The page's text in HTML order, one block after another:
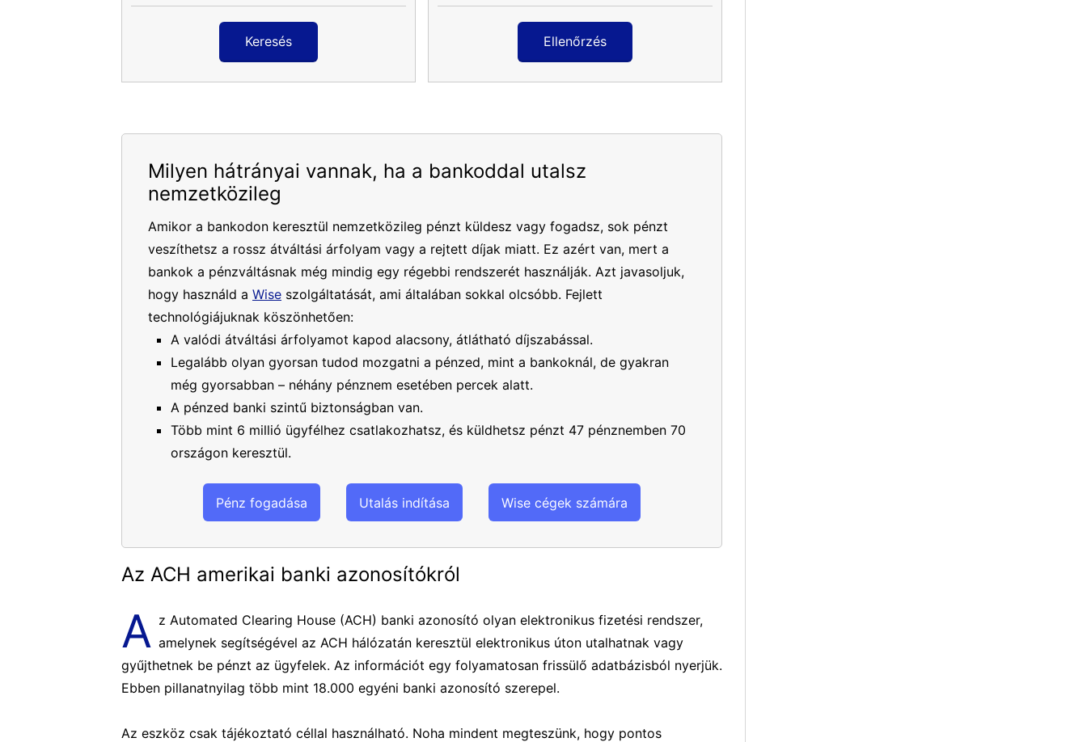
Keresés Ellenőrzés
Milyen hátrányai vannak, ha a bankoddal utalsz
nemzetközileg
Amikor a bankodon keresztül nemzetközileg pénzt küldesz vagy fogadsz, sok pénzt
veszíthetsz a rossz átváltási árfolyam vagy a rejtett díjak miatt. Ez azért van, mert a
bankok a pénzváltásnak még mindig egy régebbi rendszerét használják. Azt javasoljuk,
hogy használd a Wise szolgáltatását, ami általában sokkal olcsóbb. Fejlett
technológiájuknak köszönhetően:
A valódi átváltási árfolyamot kapod alacsony, átlátható díjszabással.
Legalább olyan gyorsan tudod mozgatni a pénzed, mint a bankoknál, de gyakran
még gyorsabban – néhány pénznem esetében percek alatt.
A pénzed banki szintű biztonságban van.
Több mint 6 millió ügyfélhez csatlakozhatsz, és küldhetsz pénzt 47 pénznemben 70
országon keresztül.
Pénz fogadása Utalás indítása Wise cégek számára
Az ACH amerikai banki azonosítókról
A z Automated Clearing House (ACH) banki azonosító olyan elektronikus fizetési rendszer,
amelynek segítségével az ACH hálózatán keresztül elektronikus úton utalhatnak vagy
gyűjthetnek be pénzt az ügyfelek. Az információt egy folyamatosan frissülő adatbázisból nyerjük.
Ebben pillanatnyilag több mint 18.000 egyéni banki azonosító szerepel.
Az eszköz csak tájékoztató céllal használható. Noha mindent megteszünk, hogy pontos